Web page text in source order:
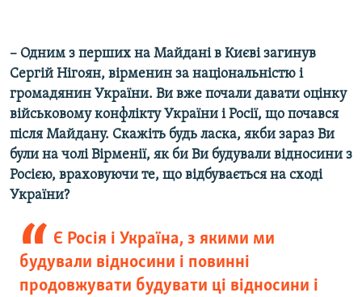
– Одним з перших на Майдані в Києві загинув
Сергій Нігоян, вірменин за національністю і
громадянин України. Ви вже почали давати оцінку
військовому конфлікту України і Росії, що почався
після Майдану. Скажіть будь ласка, якби зараз Ви
були на чолі Вірменії, як би Ви будували відносини з
Росією, враховуючи те, що відбувається на сході
України?
Є Росія і Україна, з якими ми
будували відносини і повинні
продовжувати будувати ці відносини і